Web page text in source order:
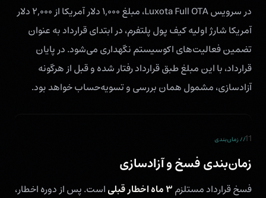
در سرویس Luxota Full OTA، مبلغ ۱,۰۰۰ دلار آمریکا از ۲,۰۰۰ دلار
آمریکا شارژ اولیه کیف پول پلتفرم، در ابتدای قرارداد به عنوان
تضمین فعالیت‌های اکوسیستم نگهداری می‌شود. در پایان
قرارداد، با این مبلغ طبق قرارداد رفتار شده و قبل از هرگونه
آزادسازی، مشمول همان بررسی و تسویه‌حساب خواهد بود.
11// زمان‌بندی
زمان‌بندی فسخ و آزادسازی
فسخ قرارداد مستلزم ۳ ماه اخطار قبلی
است. پس از دوره اخطار،